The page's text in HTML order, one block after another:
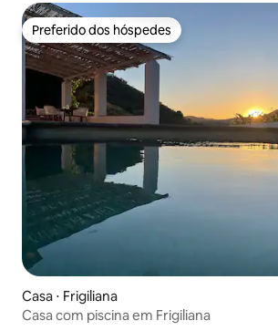
Preferido dos hóspedes
Preferido dos hóspedes
Casa ⋅ Frigiliana
Casa com piscina em Frigiliana